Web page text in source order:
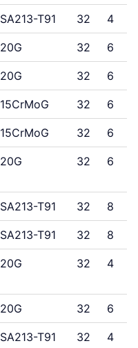
SA213-T91 32 4
20G 32 6
20G 32 6
15CrMoG 32 6
15CrMoG 32 6
20G 32 6
SA213-T91 32 8
SA213-T91 32 8
20G 32 4
20G 32 6
SA213-T91 32 4